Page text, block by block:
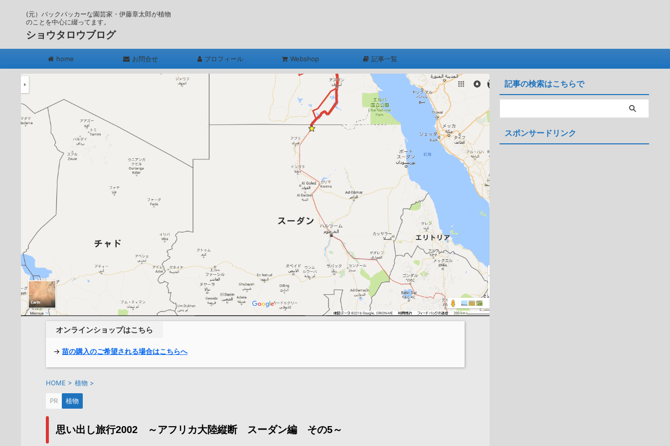
(元）バックパッカーな園芸家・伊藤章太郎が植物
のことを中心に綴ってます。
ショウタロウブログ
home お問合せ プロフィール Webshop 記事一覧
オンラインショップはこちら
→ 苗の購入のご希望される場合はこちらへ
HOME > 植物 >
PR 植物
思い出し旅行2002 ～アフリカ大陸縦断 スーダン編 その5～
記事の検索はこちらで
スポンサードリンク